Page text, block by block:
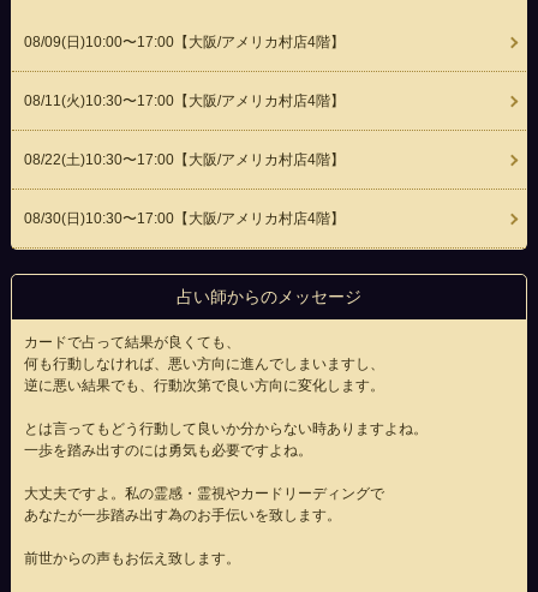
08/09(日 )10:00〜17:00【大阪/アメリカ村店4階】
08/11(火)10:30〜17:00【大阪/アメリカ村店4階】
08/22(土)10:30〜17:00【大阪/アメリカ村店4階】
08/30(日 )10:30〜17:00【大阪/アメリカ村店4階】
占い師からのメッセージ
カードで占って結果が良くても、
何も行動しなければ、悪い方向に進んでしまいますし、
逆に悪い結果でも、行動次第で良い方向に変化します。
とは言ってもどう行動して良いか分からない時ありますよね。
一歩を踏み出すのには勇気も必要ですよね。
大丈夫ですよ。私の霊感・霊視やカードリーディングで
あなたが一歩踏み出す為のお手伝いを致します。
前世からの声もお伝え致します。